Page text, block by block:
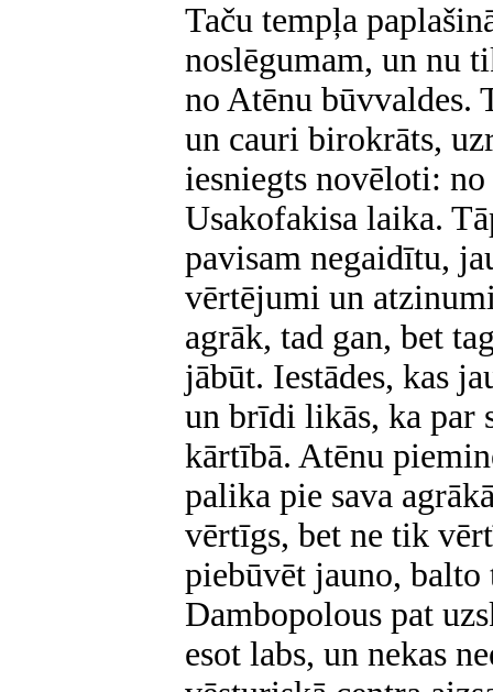
Taču tempļa
noslēgumam, un nu
no Atēnu būvvaldes.
un cauri birokrāts,
iesniegts novēloti:
Usakofakisa laika.
pavisam negaidītu,
vērtējumi un
agrāk, tad gan, bet
jābūt. Iestādes, kas
un brīdi likās, ka par
kārtībā. Atēnu
palika pie sava
vērtīgs, bet ne tik
piebūvēt jauno,
Dambopolous pat
esot labs, un nekas